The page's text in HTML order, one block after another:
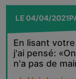
LE04/04/2021
En lisant
j'ai pensé:
n'a pas de